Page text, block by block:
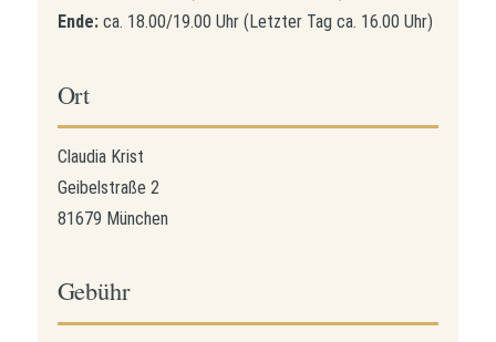
Ende:ca. 18.00/19.00 Uhr (Letzter Tag ca. 16.00 Uhr)
Ort
Claudia Krist
Geibelstraße 2
81679 München
Gebühr